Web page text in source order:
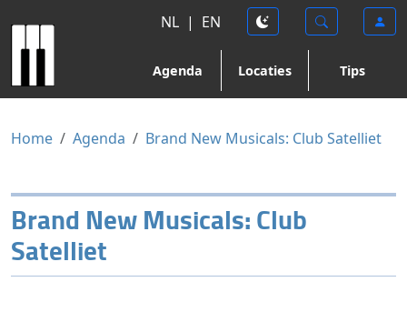
NL | EN
Agenda Locaties Tips
Home Agenda Brand New Musicals: Club Satelliet
Brand New Musicals: Club
Satelliet